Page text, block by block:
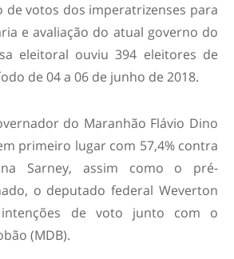
de votos dos imperatrizenses para
e avaliação do atual governo do
eleitoral ouviu 394 eleitores de
de 04 a 06 de junho de 2018.
do Maranhão Flávio Dino
primeiro lugar com 57,4% contra
Sarney, assim como o pré-
o deputado federal Weverton
de voto junto com o
(MDB).